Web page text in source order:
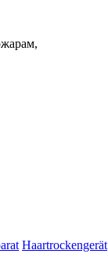
Haartrockengerät